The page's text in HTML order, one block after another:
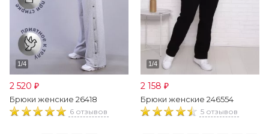
2 520 ₽
Брюки женские 26418
6 отзывов
2 158 ₽
Брюки женские 246554
5 отзывов